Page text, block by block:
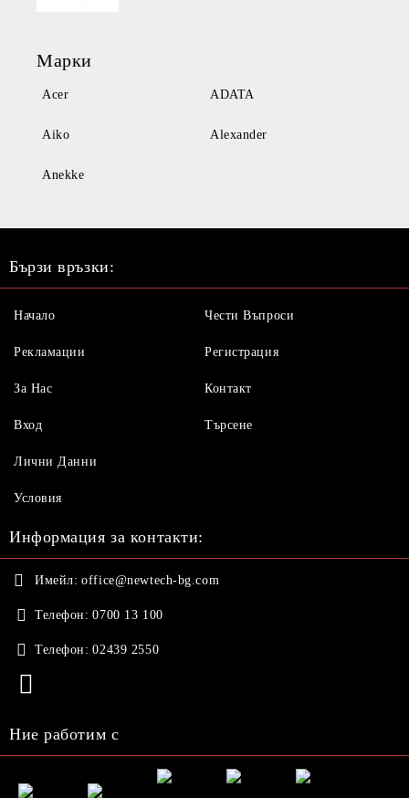
Марки
Acer ADATA
Aiko Alexander
Anekke
Бързи връзки:
Начало
Рекламации
За Нас
Вход
Чести Въпроси
Регистрация
Контакт
Търсене
Лични Данни
Условия
Информация за контакти:
Имейл: office@newtech-bg.com
Телефон: 0700 13 100
Телефон: 02439 2550
Ние работим с